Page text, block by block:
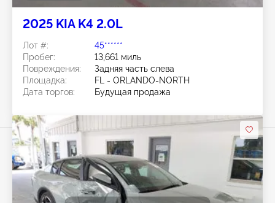
2025 KIA K4 2.0L
Лот #:
45******
Пробег:
13,661 миль
Повреждения:
Задняя часть слева
Площадка:
FL - ORLANDO-NORTH
Дата торгов:
Будущая продажа